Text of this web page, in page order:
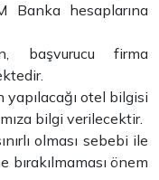
Banka hesaplarına
başvurucu firma
otel bilgisi
bilgi verilecektir.
olması sebebi ile
önem